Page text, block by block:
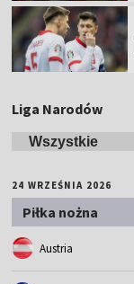
Liga Narodów
24 WRZEŚNIA 2026
Piłka nożna
Austria